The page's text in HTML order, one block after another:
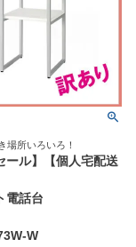
場所いろいろ！
ール】【個人宅配送
電話台
W